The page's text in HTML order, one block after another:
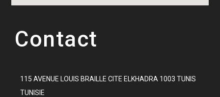
Contact
115 AVENUE LOUIS BRAILLE CITE ELKHADRA 1003 TUNIS
TUNISIE